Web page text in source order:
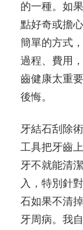
的一種。如
點好奇或擔
簡單的方式
過程、費用
齒健康太重
後悔。
牙結石刮除
工具把牙齒
牙不就能清
入，特別針
石如果不清
牙周病。我